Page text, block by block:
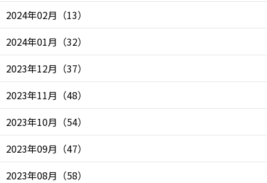
2024年02月 （13）
2024年01月 （32）
2023年12月 （37）
2023年11月 （48）
2023年10月 （54）
2023年09月 （47）
2023年08月 （58）